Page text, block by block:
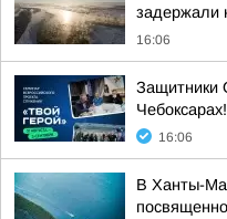
задержали
16:06
Защитники
Чебоксарах!
16:06
В Ханты-